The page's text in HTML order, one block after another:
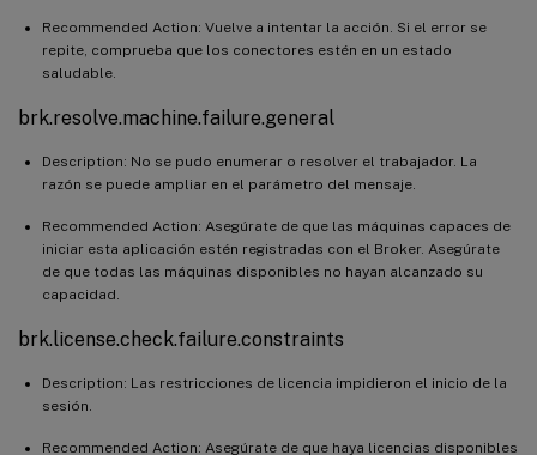
Recommended Action: Vuelve a intentar la acción. Si el error se
repite, comprueba que los conectores estén en un estado
saludable.
brk.resolve.machine.failure.general
Description: No se pudo enumerar o resolver el trabajador. La
razón se puede ampliar en el parámetro del mensaje.
Recommended Action: Asegúrate de que las máquinas capaces de
iniciar esta aplicación estén registradas con el Broker. Asegúrate
de que todas las máquinas disponibles no hayan alcanzado su
capacidad.
brk.license.check.failure.constraints
Description: Las restricciones de licencia impidieron el inicio de la
sesión.
Recommended Action: Asegúrate de que haya licencias disponibles